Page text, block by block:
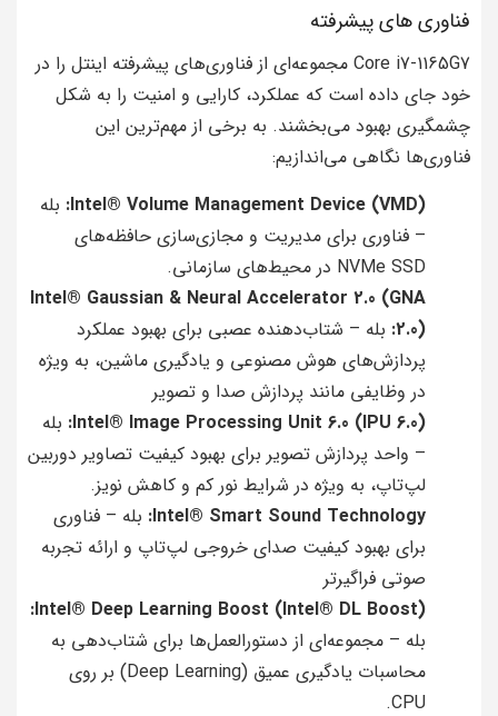
فناوری های پیشرفته
Core i7-1165G7 مجموعه‌ای از فناوری‌های پیشرفته اینتل را در
خود جای داده است که عملکرد، کارایی و امنیت را به شکل
چشمگیری بهبود می‌بخشند. به برخی از مهم‌ترین این
فناوری‌ها نگاهی می‌اندازیم:
Intel® Volume Management Device (VMD): بله
– فناوری برای مدیریت و مجازی‌سازی حافظه‌های
NVMe SSD در محیط‌های سازمانی.
Intel® Gaussian & Neural Accelerator 2.0 (GNA
2.0): بله – شتاب‌دهنده عصبی برای بهبود عملکرد
پردازش‌های هوش مصنوعی و یادگیری ماشین، به ویژه
در وظایفی مانند پردازش صدا و تصویر
Intel® Image Processing Unit 6.0 (IPU 6.0): بله
– واحد پردازش تصویر برای بهبود کیفیت تصاویر دوربین
لپ‌تاپ، به ویژه در شرایط نور کم و کاهش نویز.
Intel® Smart Sound Technology: بله – فناوری
برای بهبود کیفیت صدای خروجی لپ‌تاپ و ارائه تجربه
صوتی فراگیرتر
Intel® Deep Learning Boost (Intel® DL Boost):
بله – مجموعه‌ای از دستورالعمل‌ها برای شتاب‌دهی به
محاسبات یادگیری عمیق (Deep Learning) بر روی
CPU.